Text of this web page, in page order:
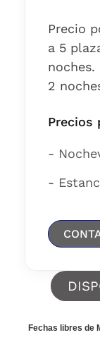
Precio
a 5
noches.
2
Precios
-
-
Fechas libres de